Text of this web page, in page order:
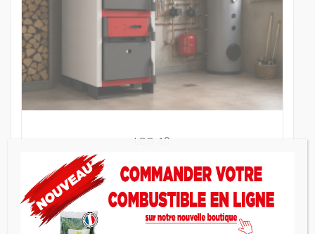
LCG 40
Chaudière à bois